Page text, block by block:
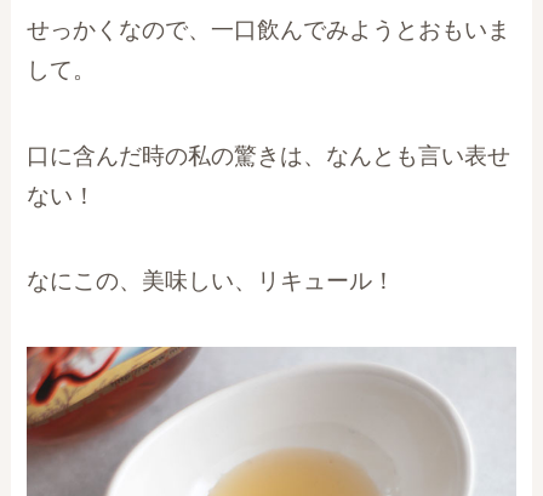
せっかくなので、一口飲んでみようとおもいま
して。
口に含んだ時の私の驚きは、なんとも言い表せ
ない！
なにこの、美味しい、リキュール！